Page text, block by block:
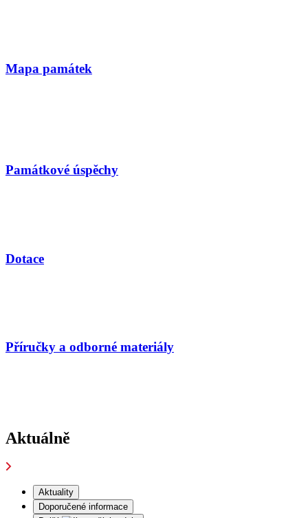
Mapa památek
Památkové úspěchy
Dotace
Příručky a odborné materiály
Aktuálně
Aktuality
Doporučené informace